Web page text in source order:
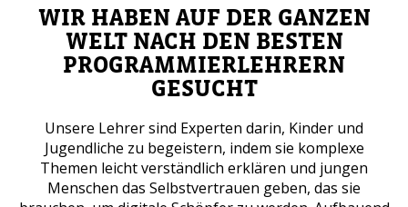
WIR HABEN AUF DER GANZEN
WELT NACH DEN BESTEN
PROGRAMMIERLEHRERN
GESUCHT
Unsere Lehrer sind Experten darin, Kinder und
Jugendliche zu begeistern, indem sie komplexe
Themen leicht verständlich erklären und jungen
Menschen das Selbstvertrauen geben, das sie
Eltern E-Mail
Lesen Sie unsere Datenschutzbestimmungen